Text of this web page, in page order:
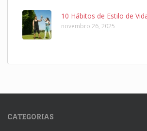
10 Hábitos de Estilo de
novembro 26, 2025
CATEGORIAS